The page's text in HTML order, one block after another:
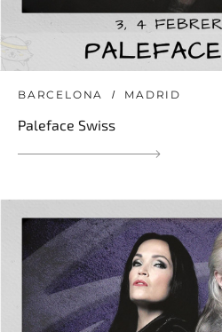
BARCELONA MADRID
Paleface Swiss